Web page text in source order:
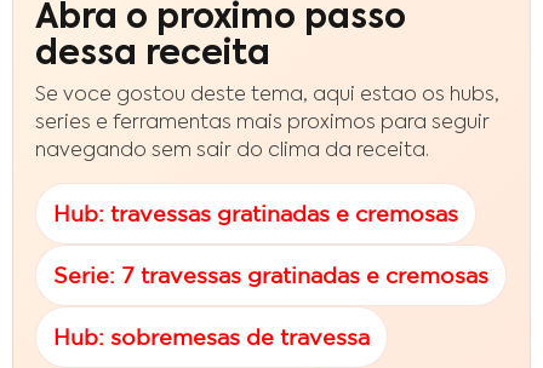
Abra o proximo passo
dessa receita
Se voce gostou deste tema, aqui estao os hubs,
series e ferramentas mais proximos para seguir
navegando sem sair do clima da receita.
Hub: travessas gratinadas e cremosas
Serie: 7 travessas gratinadas e cremosas
Hub: sobremesas de travessa